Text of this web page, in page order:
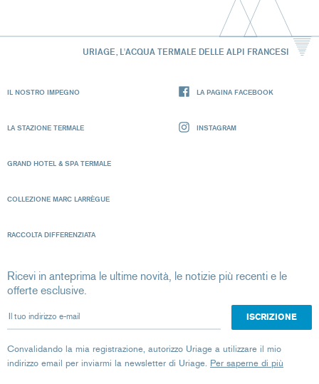
URIAGE, L'ACQUA TERMALE DELLE ALPI FRANCESI
IL NOSTRO IMPEGNO
LA STAZIONE TERMALE
GRAND HOTEL & SPA TERMALE
COLLEZIONE MARC LARRÈGUE
RACCOLTA DIFFERENZIATA
LA PAGINA FACEBOOK
INSTAGRAM
Ricevi in anteprima le ultime novità, le notizie più recenti e le
offerte esclusive.
Il tuo indirizzo e-mail
Convalidando la mia registrazione, autorizzo Uriage a utilizzare il mio
indirizzo email per inviarmi la newsletter di Uriage. Per saperne di più